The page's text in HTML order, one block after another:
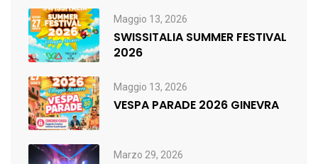
Maggio 13, 2026
SWISSITALIA SUMMER FESTIVAL
2026
Maggio 13, 2026
VESPA PARADE 2026 GINEVRA
Marzo 29, 2026